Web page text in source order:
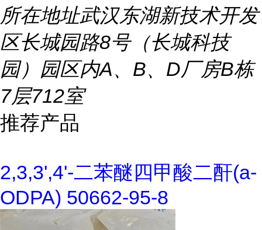
所在地址武汉东湖新技术开发
区长城园路8号（长城科技
园）园区内A、B、D厂房B栋
7层712室
推荐产品
2,3,3',4'-二苯醚四甲酸二酐(a-
ODPA) 50662-95-8